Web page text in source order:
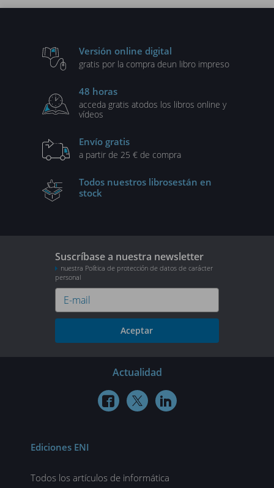
Versión online digital
gratis por la compra deun libro impreso
48 horas
acceda gratis atodos los libros online y
vídeos
Envío gratis
a partir de 25 € de compra
Todos nuestros librosestán en
stock
Suscríbase a nuestra newsletter
nuestra Política de protección de datos de carácter
personal
Aceptar
Actualidad
  
Ediciones ENI
Todos los artículos de informática